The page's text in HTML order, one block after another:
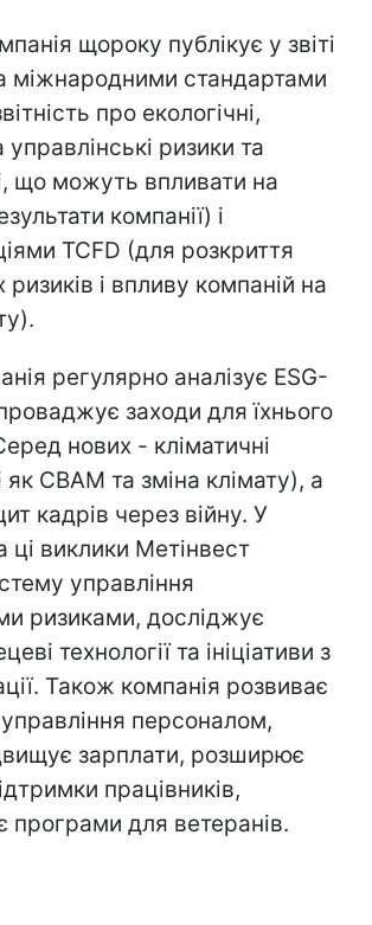
щороку публікує у звіті
міжнародними стандартами
про екологічні,
управлінські ризики та
що можуть впливати на
компанії) і
TCFD (для розкриття
ризиків і впливу компаній на
регулярно аналізує ESG-
заходи для їхнього
нових - кліматичні
як CBAM та зміна клімату), а
кадрів через війну. У
ці виклики Метінвест
управління
ризиками, досліджує
технології та ініціативи з
Також компанія розвиває
персоналом,
зарплати, розширює
працівників,
програми для ветеранів.